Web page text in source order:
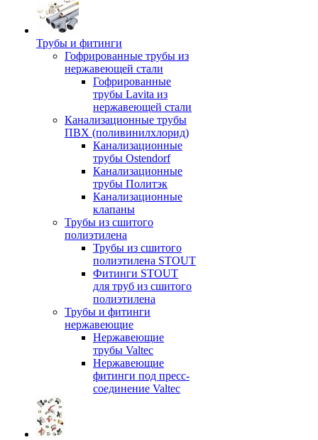
Трубы и фитинги
Гофрированные трубы из
нержавеющей стали
Гофрированные
трубы Lavita из
нержавеющей стали
Канализационные трубы
ПВХ (поливинилхлорид)
Канализационные
трубы Ostendorf
Канализационные
трубы Политэк
Канализационные
клапаны
Трубы из сшитого
полиэтилена
Трубы из сшитого
полиэтилена STOUT
Фитинги STOUT
для труб из сшитого
полиэтилена
Трубы и фитинги
нержавеющие
Нержавеющие
трубы Valtec
Нержавеющие
фитинги под пресс-
соединение Valtec